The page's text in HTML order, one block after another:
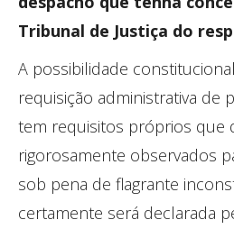
Tribunal de Justiça do
A possibilidade
requisição administrativa de
tem requisitos próprios que
rigorosamente observados
sob pena de flagrante
certamente será declarada